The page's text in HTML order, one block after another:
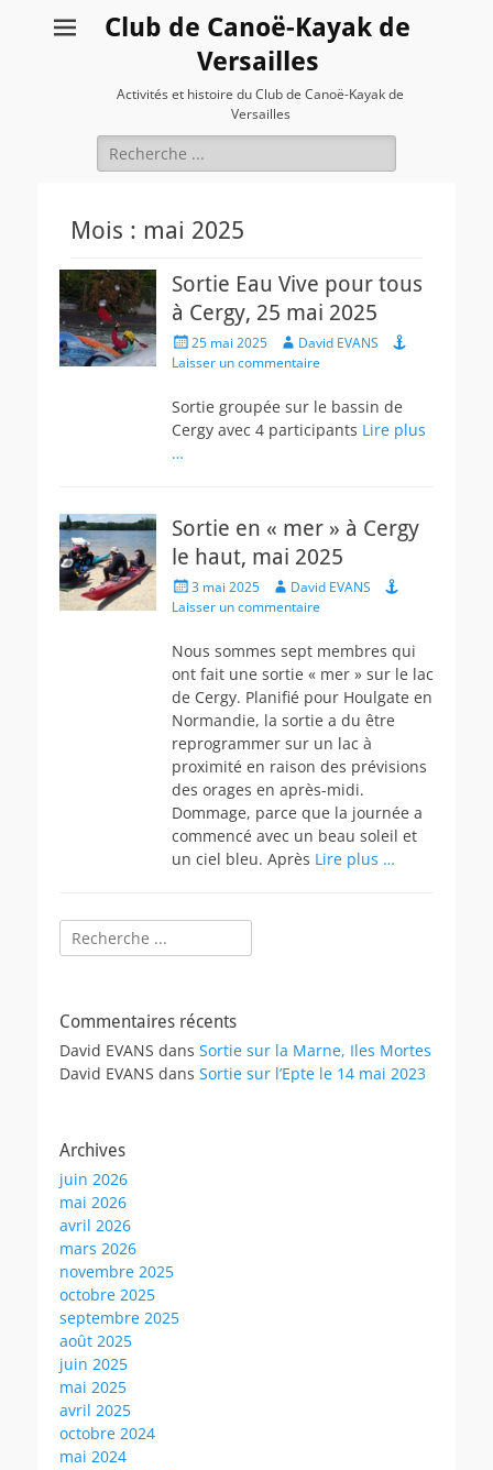
Club de Canoë-Kayak de
Versailles
Activités et histoire du Club de Canoë-Kayak de
Versailles
Rechercher :
Mois : mai 2025
Sortie Eau Vive pour tous
à Cergy, 25 mai 2025
Posted
on
25 mai 2025 AuthorDavid EVANS
Laisser un commentaire
Sortie groupée sur le bassin de
Cergy avec 4 participants Lire plus
…
Sortie en « mer » à Cergy
le haut, mai 2025
Posted
on
3 mai 2025 AuthorDavid EVANS
Laisser un commentaire
Nous sommes sept membres qui
ont fait une sortie « mer » sur le lac
de Cergy. Planifié pour Houlgate en
Normandie, la sortie a du être
reprogrammer sur un lac à
proximité en raison des prévisions
des orages en après-midi.
Dommage, parce que la journée a
commencé avec un beau soleil et
un ciel bleu. Après Lire plus …
Rechercher :
Commentaires récents
David EVANS dans Sortie sur la Marne, Iles Mortes
David EVANS dans Sortie sur l’Epte le 14 mai 2023
Archives
juin 2026
mai 2026
avril 2026
mars 2026
novembre 2025
octobre 2025
septembre 2025
août 2025
juin 2025
mai 2025
avril 2025
octobre 2024
mai 2024